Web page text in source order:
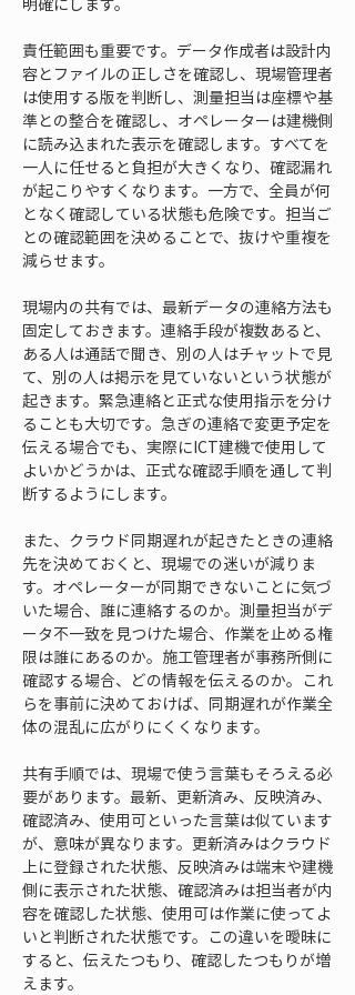
責任範囲も重要です。データ作成者は設計内
容とファイルの正しさを確認し、現場管理者
は使用する版を判断し、測量担当は座標や基
準との整合を確認し、オペレーターは建機側
に読み込まれた表示を確認します。すべてを
一人に任せると負担が大きくなり、確認漏れ
が起こりやすくなります。一方で、全員が何
となく確認している状態も危険です。担当ご
との確認範囲を決めることで、抜けや重複を
減らせます。
現場内の共有では、最新データの連絡方法も
固定しておきます。連絡手段が複数あると、
ある人は通話で聞き、別の人はチャットで見
て、別の人は掲示を見ていないという状態が
起きます。緊急連絡と正式な使用指示を分け
ることも大切です。急ぎの連絡で変更予定を
伝える場合でも、実際にICT建機で使用して
よいかどうかは、正式な確認手順を通して判
断するようにします。
また、クラウド同期遅れが起きたときの連絡
先を決めておくと、現場での迷いが減りま
す。オペレーターが同期できないことに気づ
いた場合、誰に連絡するのか。測量担当がデ
ータ不一致を見つけた場合、作業を止める権
限は誰にあるのか。施工管理者が事務所側に
確認する場合、どの情報を伝えるのか。これ
らを事前に決めておけば、同期遅れが作業全
体の混乱に広がりにくくなります。
共有手順では、現場で使う言葉もそろえる必
要があります。最新、更新済み、反映済み、
確認済み、使用可といった言葉は似ています
が、意味が異なります。更新済みはクラウド
上に登録された状態、反映済みは端末や建機
側に表示された状態、確認済みは担当者が内
容を確認した状態、使用可は作業に使ってよ
いと判断された状態です。この違いを曖昧に
すると、伝えたつもり、確認したつもりが増
えます。